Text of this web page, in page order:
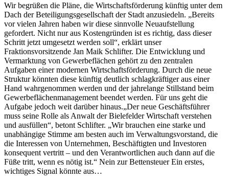
Wir begrüßen die Pläne, die Wirtschaftsförderung künftig unter dem
Dach der Beteiligungsgesellschaft der Stadt anzusiedeln. „Bereits
vor vielen Jahren haben wir diese sinnvolle Neuaufstellung
gefordert. Nicht nur aus Kostengründen ist es richtig, dass dieser
Schritt jetzt umgesetzt werden soll“, erklärt unser
Fraktionsvorsitzende Jan Maik Schlifter. Die Entwicklung und
Vermarktung von Gewerbeflächen gehört zu den zentralen
Aufgaben einer modernen Wirtschaftsförderung. Durch die neue
Struktur könnten diese künftig deutlich schlagkräftiger aus einer
Hand wahrgenommen werden und der jahrelange Stillstand beim
Gewerbeflächenmanagement beendet werden. Für uns geht die
Aufgabe jedoch weit darüber hinaus.„Der neue Geschäftsführer
muss seine Rolle als Anwalt der Bielefelder Wirtschaft verstehen
und ausfüllen“, betont Schlifter. „Wir brauchen eine starke und
unabhängige Stimme am besten auch im Verwaltungsvorstand, die
die Interessen von Unternehmen, Beschäftigten und Investoren
konsequent vertritt – und den Verantwortlichen auch dann auf die
Füße tritt, wenn es nötig ist.“ Nein zur Bettensteuer Ein erstes,
wichtiges Signal könnte aus…